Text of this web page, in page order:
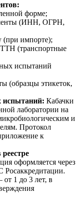
форме;
(ИНН, ОГРН,
(при импорте);
(транспортные
испытаний
(образцы этикеток,
испытаний: Кабачки
лаборатории на
и
Протокол
к
оформляется через
от 1 до 3 лет, в